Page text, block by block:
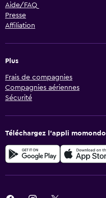
Aide/FAQ
Presse
Affiliation
Plus
Frais de compagnies
Compagnies aériennes
Sécurité
Téléchargez l’appli momondo